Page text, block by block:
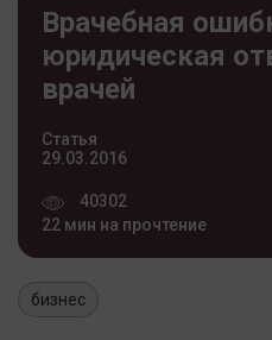
Врачебная
юридическая
врачей
Статья
29.03.2016
40302
22 мин на прочтение
бизнес